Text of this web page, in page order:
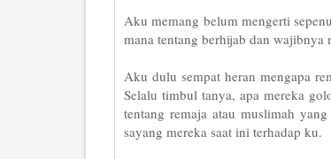
Aku memang belum mengerti
mana tentang berhijab dan wajibnya
Aku dulu sempat heran mengapa
Selalu timbul tanya, apa mereka
tentang remaja atau muslimah
sayang mereka saat ini terhadap ku.